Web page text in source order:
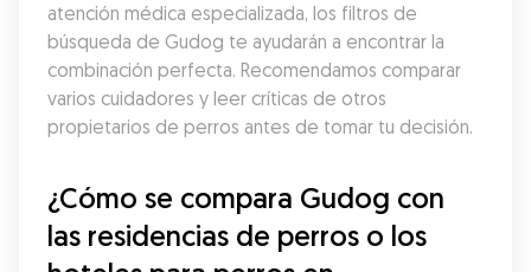
atención médica especializada, los filtros de
búsqueda de Gudog te ayudarán a encontrar la
combinación perfecta. Recomendamos comparar
varios cuidadores y leer críticas de otros
propietarios de perros antes de tomar tu decisión.
¿Cómo se compara Gudog con
las residencias de perros o los